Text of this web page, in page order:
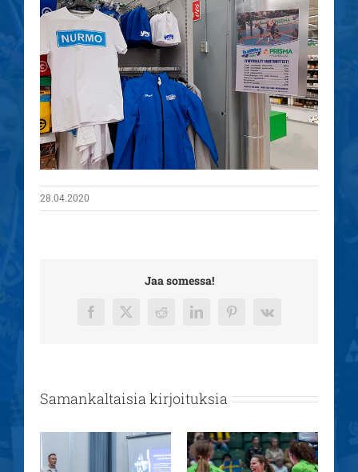
28.04.2020
Jaa somessa!
Facebook
X RedditLinkedInPinterest
Vk
Samankaltaisia kirjoituksia